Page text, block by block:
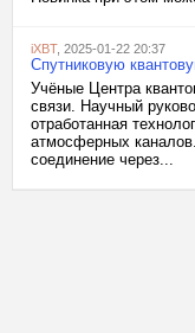
iXBT, 2025-01-22 20:37
Спутниковую
Учёные Центра
связи. Научный
отработанная
атмосферных
соединение через...